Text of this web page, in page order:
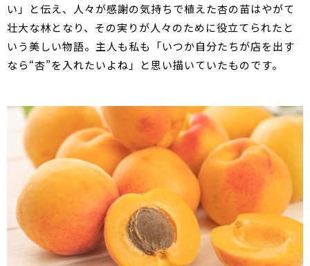
い」と伝え、人々が感謝の気持ちで植えた杏の苗はやがて
壮大な林となり、その実りが人々のために役立てられたと
いう美しい物語。主人も私も「いつか自分たちが店を出す
なら“杏”を入れたいよね」と思い描いていたものです。